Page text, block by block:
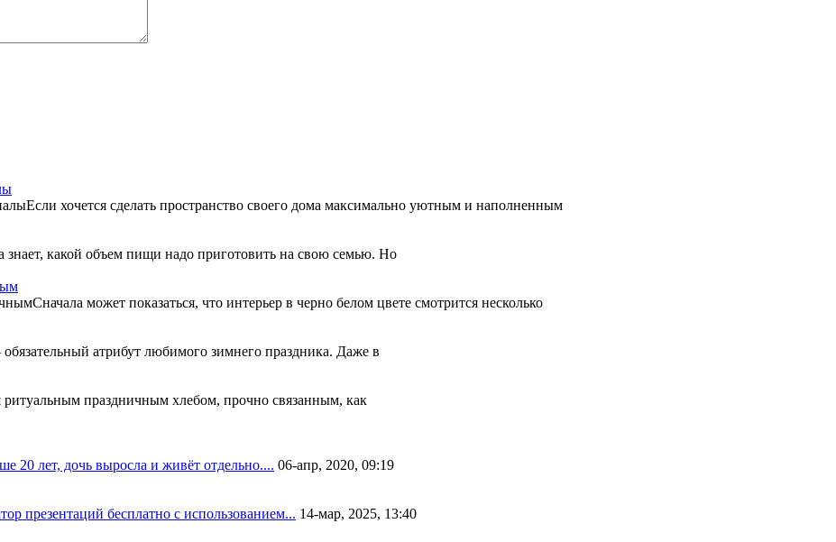
Если хочется сделать пространство своего дома максимально уютным и наполненным
знает, какой объем пищи надо приготовить на свою семью. Но
Сначала может показаться, что интерьер в черно белом цвете смотрится несколько
обязательный атрибут любимого зимнего праздника. Даже в
ритуальным праздничным хлебом, прочно связанным, как
20 лет, дочь выросла и живёт отдельно.... 06-апр, 2020, 09:19
презентаций бесплатно с использованием... 14-мар, 2025, 13:40